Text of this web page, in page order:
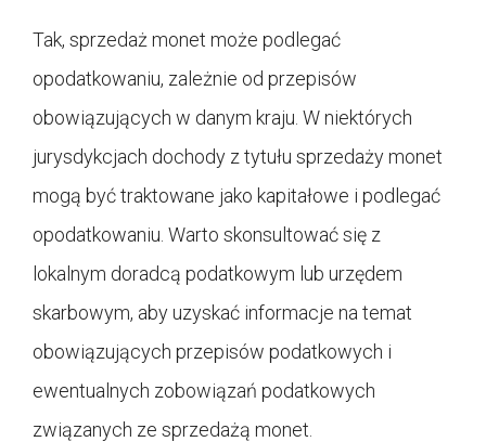
Tak, sprzedaż monet może podlegać
opodatkowaniu, zależnie od przepisów
obowiązujących w danym kraju. W niektórych
jurysdykcjach dochody z tytułu sprzedaży monet
mogą być traktowane jako kapitałowe i podlegać
opodatkowaniu. Warto skonsultować się z
lokalnym doradcą podatkowym lub urzędem
skarbowym, aby uzyskać informacje na temat
obowiązujących przepisów podatkowych i
ewentualnych zobowiązań podatkowych
związanych ze sprzedażą monet.